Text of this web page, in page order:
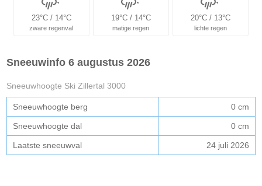
23°C / 14°C
zware regenval
19°C / 14°C
matige regen
20°C / 13°C
lichte regen
Sneeuwinfo 6 augustus 2026
Sneeuwhoogte Ski Zillertal 3000
Sneeuwhoogte berg 0 cm
Sneeuwhoogte dal 0 cm
Laatste sneeuwval 24 juli 2026